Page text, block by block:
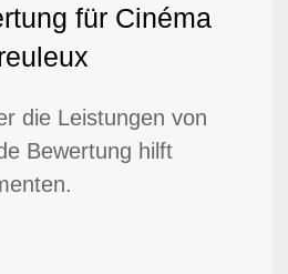
für Cinéma
die Leistungen von
Bewertung hilft